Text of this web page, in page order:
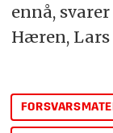
ennå,
Hæren, Lars